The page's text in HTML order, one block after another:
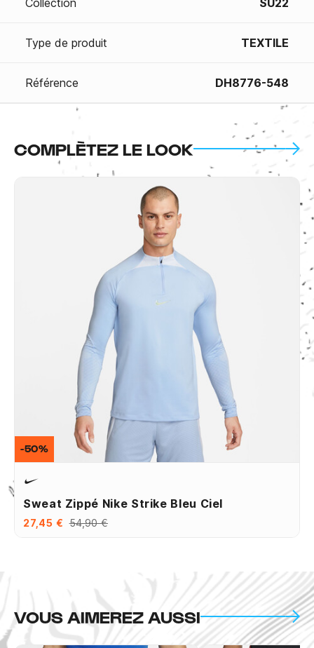
Collection SU22
Type de produit TEXTILE
Référence DH8776-548
COMPLÈTEZ LE LOOK
Sweat Zippé Nike Strike Bleu Ciel
27,45 € 54,90 €
-50%
VOUS AIMEREZ AUSSI